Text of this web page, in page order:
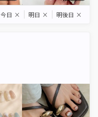
今日 × 明日 × 明後日 ×